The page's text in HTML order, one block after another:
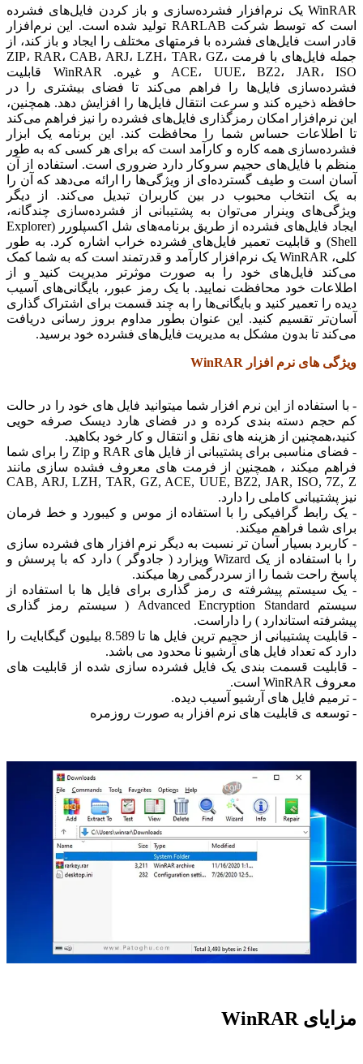
WinRAR یک نرم‌افزار فشرده‌سازی و باز کردن فایل‌های فشرده
است که توسط شرکت RARLAB تولید شده است. این نرم‌افزار
قادر است فایل‌های فشرده با فرمتهای مختلف را ایجاد و باز کند، از
جمله فایل‌های با فرمت ZIP، RAR، CAB، ARJ، LZH، TAR، GZ،
ACE، UUE، BZ2، JAR، ISO و غیره. WinRAR قابلیت
فشرده‌سازی فایل‌ها را فراهم می‌کند تا فضای بیشتری را در
حافظه ذخیره کند و سرعت انتقال فایل‌ها را افزایش دهد. همچنین،
این نرم‌افزار امکان رمزگذاری فایل‌های فشرده را نیز فراهم می‌کند
تا اطلاعات حساس شما را محافظت کند. این برنامه یک ابزار
فشرده‌سازی همه کاره و کارآمد است که برای هر کسی که به طور
منظم با فایل‌های حجیم سروکار دارد ضروری است. استفاده از آن
آسان است و طیف گسترده‌ای از ویژگی‌ها را ارائه می‌دهد که آن را
به یک انتخاب محبوب در بین کاربران تبدیل می‌کند. از دیگر
ویژگی‌های وینرار می‌توان به پشتیبانی از فشرده‌سازی چندگانه،
ایجاد فایل‌های فشرده از طریق برنامه‌های شل اکسپلورر (Explorer
Shell) و قابلیت تعمیر فایل‌های فشرده خراب اشاره کرد. به طور
کلی، WinRAR یک نرم‌افزار کارآمد و قدرتمند است که به شما کمک
می‌کند فایل‌های خود را به صورت موثرتر مدیریت کنید و از
اطلاعات خود محافظت نمایید. با یک رمز عبور، بایگانی‌های آسیب
دیده را تعمیر کنید و بایگانی‌ها را به چند قسمت برای اشتراک گذاری
آسان‌تر تقسیم کنید. این عنوان بطور مداوم بروز رسانی دریافت
می‌کند تا بدون مشکل به مدیریت فایل‌های فشرده خود برسید.
ویژگی های نرم افزار WinRAR
- با استفاده از این نرم افزار شما میتوانید فایل های خود را در حالت
کم حجم دسته بندی کرده و در فضای هارد دیسک صرفه حویی
کنید،همچنین از هزینه های نقل و انتقال و کار خود بکاهید.
- فضای مناسبی برای پشتیبانی از فایل های RAR و Zip را برای شما
فراهم میکند ، همچنین از فرمت های معروف فشده سازی مانند
CAB, ARJ, LZH, TAR, GZ, ACE, UUE, BZ2, JAR, ISO, 7Z, Z
نیز پشتیبانی کاملی را دارد.
- یک رابط گرافیکی را با استفاده از موس و کیبورد و خط فرمان
برای شما فراهم میکند.
- کاربرد بسیار آسان تر نسبت به دیگر نرم افزار های فشرده سازی
را با استفاده از یک Wizard ویزارد ( جادوگر ) دارد که با پرسش و
پاسخ راحت شما را از سردرگمی رها میکند.
- یک سیستم پیشرفته ی رمز گذاری برای فایل ها با استفاده از
سیستم Advanced Encryption Standard ( سیستم رمز گذاری
پیشرفته استاندارد ) را داراست.
- قابلیت پشتیبانی از حجیم ترین فایل ها تا 8.589 بیلیون گیگابایت را
دارد که تعداد فایل های آرشیو نا محدود می باشد.
- قابلیت قسمت بندی یک فایل فشرده سازی شده از قابلیت های
معروف WinRAR است.
- ترمیم فایل های آرشیو آسیب دیده.
- توسعه ی قابلیت های نرم افزار به صورت روزمره
مزایای WinRAR